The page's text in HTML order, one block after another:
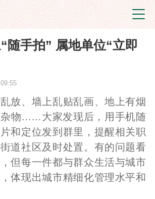
随手拍” 属地单位“立即
、墙上乱贴乱画、地上有烟
杂物……大家发现后，用手机随
和定位发到群里，提醒相关职
道社区及时处置。有的问题看
但每一件都与群众生活与城市
体现出城市精细化管理水平和